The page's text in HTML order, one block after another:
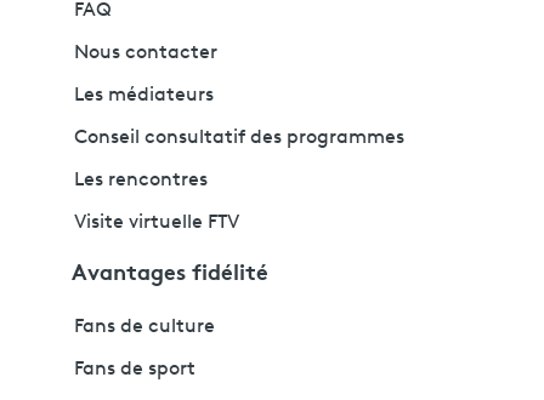
FAQ
Nous contacter
Les médiateurs
Conseil consultatif des programmes
Les rencontres
Visite virtuelle FTV
Avantages fidélité
Fans de culture
Fans de sport